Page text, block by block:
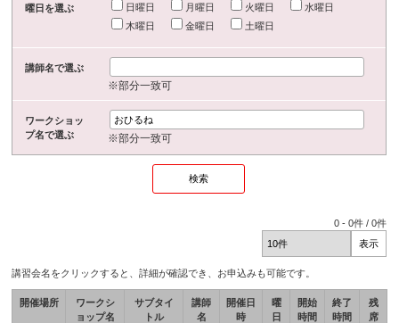
曜日を選ぶ 日曜日 月曜日 火曜日
水曜日
木曜日
金曜日 土曜日
講師名で選ぶ
※部分一致可
ワークショッ
プ名で選ぶ
※部分一致可
0 -0件 /0件
講習会名をクリックすると、詳細が確認でき、お申込みも可能です。
開催場所
ワークシ
ョップ名
サブタイ
トル
講師
名
開催日
時
曜
日
開始
時間
終了
時間
残
席